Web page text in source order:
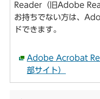
Reader（旧Adobe
お持ちでない方は、
ドできます。
Adobe Acrobat
部サイト）